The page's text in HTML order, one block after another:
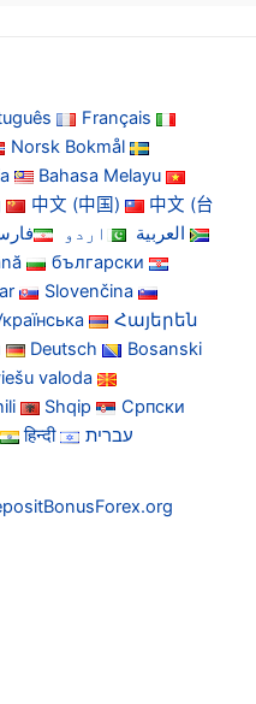
Français
Norsk Bokmål
Bahasa Melayu
中文 (中国)
中文 (台
العربية اردو
български
Slovenčina
Հայերեն
Deutsch
Bosanski
valoda
Shqip
Српски
हिन्दी עברית